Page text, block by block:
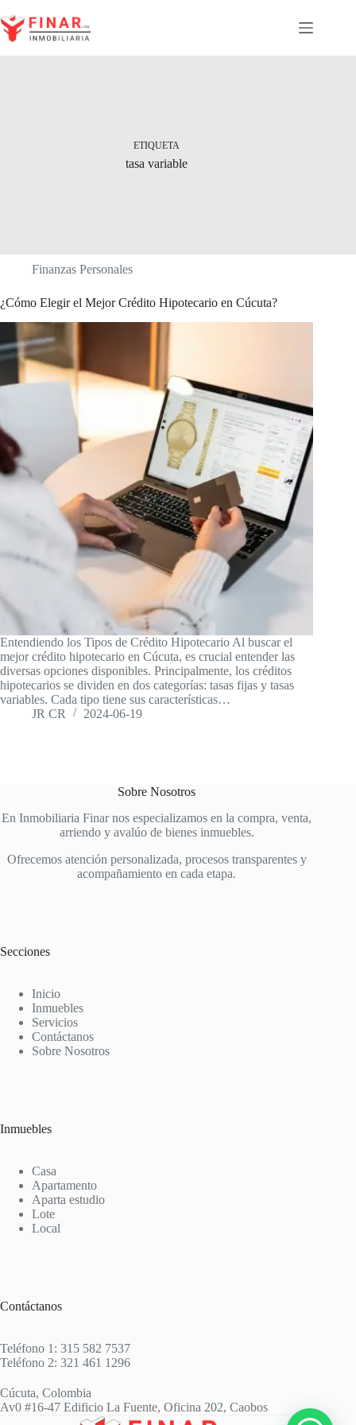
al
contenido
ETIQUETA
tasa variable
Finanzas Personales
¿Cómo Elegir el Mejor Crédito Hipotecario en Cúcuta?
Entendiendo los Tipos de Crédito Hipotecario Al buscar el
mejor crédito hipotecario en Cúcuta, es crucial entender las
diversas opciones disponibles. Principalmente, los créditos
hipotecarios se dividen en dos categorías: tasas fijas y tasas
variables. Cada tipo tiene sus características…
JR CR
2024-06-19
Sobre Nosotros
En Inmobiliaria Finar nos especializamos en la compra, venta,
arriendo y avalúo de bienes inmuebles.
Ofrecemos atención personalizada, procesos transparentes y
acompañamiento en cada etapa.
Secciones
Inicio
Inmuebles
Servicios
Contáctanos
Sobre Nosotros
Inmuebles
Casa
Apartamento
Aparta estudio
Lote
Local
Contáctanos
Teléfono 1: 315 582 7537
Teléfono 2: 321 461 1296
Cúcuta, Colombia
Av0 #16-47 Edificio La Fuente, Oficina 202, Caobos